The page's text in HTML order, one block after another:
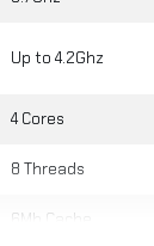
Up to 4.2Ghz
4 Cores
8 Threads
6Mb Cache